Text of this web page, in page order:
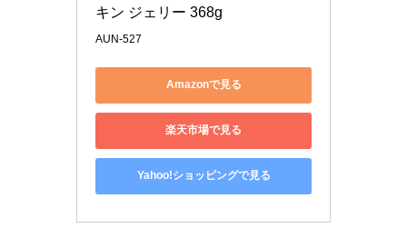
キン ジェリー 368g
AUN-527
Amazonで見る
楽天市場で見る
Yahoo!ショッピングで見る